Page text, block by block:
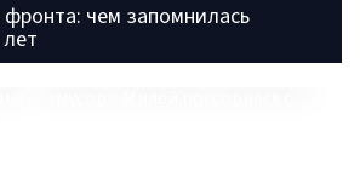
чем запомнилась